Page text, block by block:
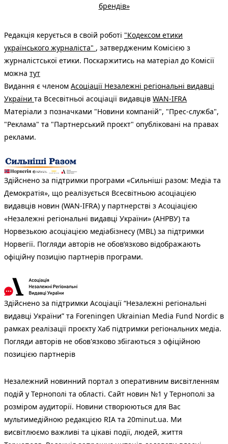
брендів»
Редакція керується в своїй роботі "Кодексом етики
українського журналіста" , затвердженим Комісією з
журналістської етики. Поскаржитись на матеріал до Комісії
можна тут
Видання є членом Асоціації Незалежні регіональні видавці
України та Всесвітньої асоціації видавців WAN-IFRA
Матеріали з позначками "Новини компаній", "Прес-служба",
"Реклама" та "Партнерський проєкт" опубліковані на правах
реклами.
Здійснено за підтримки програми «Сильніші разом: Медіа та
Демократія», що реалізується Всесвітньою асоціацією
видавців новин (WAN-IFRA) у партнерстві з Асоціацією
«Незалежні регіональні видавці України» (АНРВУ) та
Норвезькою асоціацією медіабізнесу (MBL) за підтримки
Норвегії. Погляди авторів не обов’язково відображають
офіційну позицію партнерів програми.
Здійснено за підтримки Асоціації “Незалежні регіональні
видавці України” та Foreningen Ukrainian Media Fund Nordic в
рамках реалізації проєкту Хаб підтримки регіональних медіа.
Погляди авторів не обов'язково збігаються з офіційною
позицією партнерів
Незалежний новинний портал з оперативним висвітленням
подій у Тернополі та області. Сайт новин №1 у Тернополі за
розміром аудиторії. Новини створюються для Вас
мультимедійною редакцією RIA та 20minut.ua. Ми
висвітлюємо важливі та цікаві події, людей, життя